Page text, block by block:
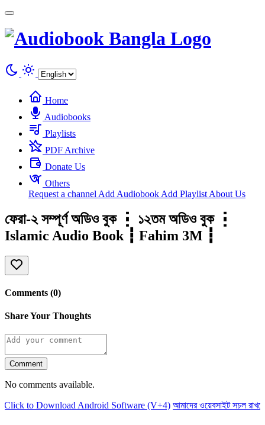
Home
Audiobooks
Playlists
PDF Archive
Donate Us
Others
Request a channel Add Audiobook Add Playlist About Us
ফেরা-২ সম্পূর্ণ অডিও বুক ┇ ১২তম অডিও বুক ┇
Islamic Audio Book ┇ Fahim 3M ┇
Comments (0)
Share Your Thoughts
Comment
No comments available.
to Download Android Software (V+4) আমাদের ওয়েবসাইট সচল